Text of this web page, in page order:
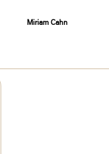
Miriam Cahn